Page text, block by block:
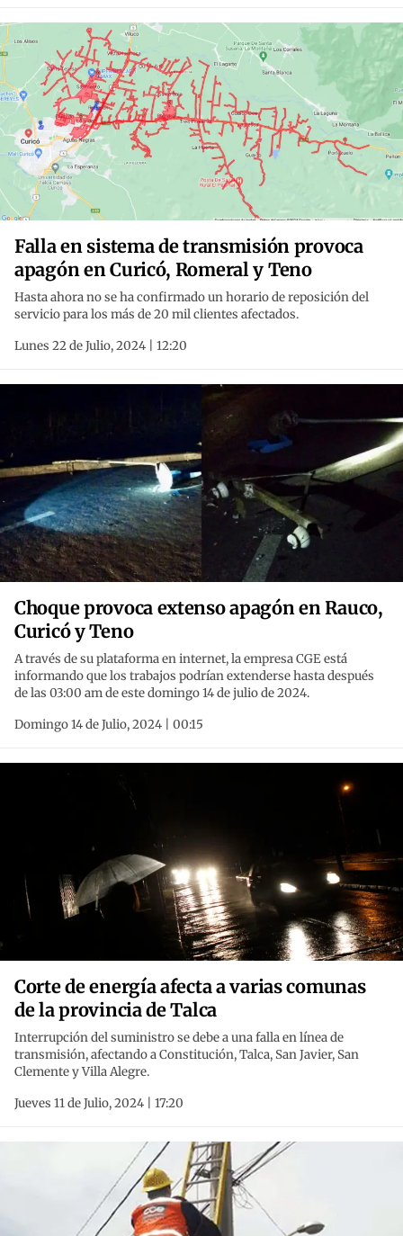
Falla en sistema de transmisión provoca
apagón en Curicó, Romeral y Teno
Hasta ahora no se ha confirmado un horario de reposición del
servicio para los más de 20 mil clientes afectados.
Lunes 22 de Julio, 2024 | 12:20
Choque provoca extenso apagón en Rauco,
Curicó y Teno
A través de su plataforma en internet, la empresa CGE está
informando que los trabajos podrían extenderse hasta después
de las 03:00 am de este domingo 14 de julio de 2024.
Domingo 14 de Julio, 2024 | 00:15
Corte de energía afecta a varias comunas
de la provincia de Talca
Interrupción del suministro se debe a una falla en línea de
transmisión, afectando a Constitución, Talca, San Javier, San
Clemente y Villa Alegre.
Jueves 11 de Julio, 2024 | 17:20